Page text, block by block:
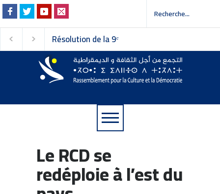
Résolution de la 9ᵉ
session du Conseil
national du
Rassemblement pour la
Culture et la Démocratie
إلى وسائل الإعلام
Le RCD se
redéploie à l’est du